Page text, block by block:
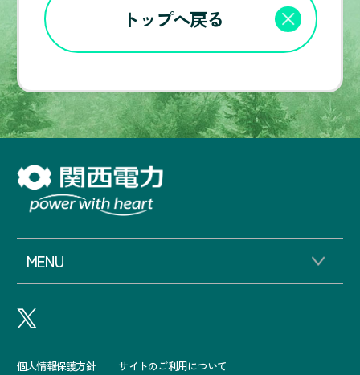
トップへ戻る
MENU
個人情報保護方針 サイトのご利用について